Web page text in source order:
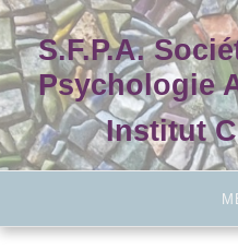
Skip
to
contentS.F.P.A.
Psychologie
Institut